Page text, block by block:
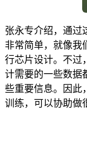
张永专介绍，通过
非常简单，就像我
行芯片设计。不过
计需要的一些数据
些重要信息。因此
训练，可以协助做